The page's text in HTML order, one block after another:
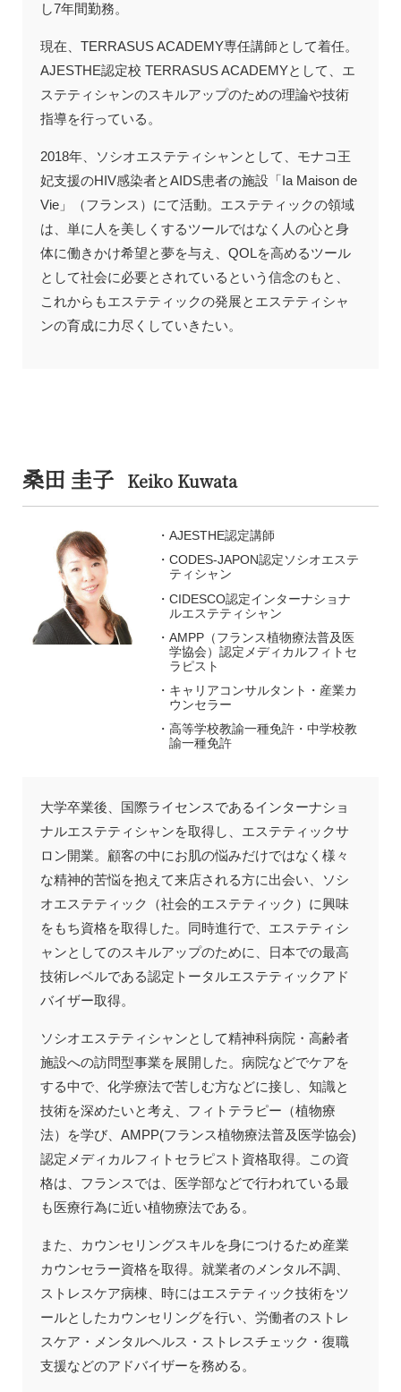
し7年間勤務。
現在、TERRASUS ACADEMY専任講師として着任。
AJESTHE認定校 TERRASUS ACADEMYとして、エ
ステティシャンのスキルアップのための理論や技術
指導を行っている。
2018年、ソシオエステティシャンとして、モナコ王
妃支援のHIV感染者とAIDS患者の施設「Ia Maison de
Vie」（フランス）にて活動。エステティックの領域
は、単に人を美しくするツールではなく人の心と身
体に働きかけ希望と夢を与え、QOLを高めるツール
として社会に必要とされているという信念のもと、
これからもエステティックの発展とエステティシャ
ンの育成に力尽くしていきたい。
桑田 圭子 Keiko Kuwata
AJESTHE認定講師
CODES-JAPON認定ソシオエステ
ティシャン
CIDESCO認定インターナショナ
ルエステティシャン
AMPP（フランス植物療法普及医
学協会）認定メディカルフィトセ
ラピスト
キャリアコンサルタント・産業カ
ウンセラー
高等学校教諭一種免許・中学校教
諭一種免許
大学卒業後、国際ライセンスであるインターナショ
ナルエステティシャンを取得し、エステティックサ
ロン開業。顧客の中にお肌の悩みだけではなく様々
な精神的苦悩を抱えて来店される方に出会い、ソシ
オエステティック（社会的エステティック）に興味
をもち資格を取得した。同時進行で、エステティシ
ャンとしてのスキルアップのために、日本での最高
技術レベルである認定トータルエステティックアド
バイザー取得。
ソシオエステティシャンとして精神科病院・高齢者
施設への訪問型事業を展開した。病院などでケアを
する中で、化学療法で苦しむ方などに接し、知識と
技術を深めたいと考え、フィトテラピー（植物療
法）を学び、AMPP(フランス植物療法普及医学協会)
認定メディカルフィトセラピスト資格取得。この資
格は、フランスでは、医学部などで行われている最
も医療行為に近い植物療法である。
また、カウンセリングスキルを身につけるため産業
カウンセラー資格を取得。就業者のメンタル不調、
ストレスケア病棟、時にはエステティック技術をツ
ールとしたカウンセリングを行い、労働者のストレ
スケア・メンタルヘルス・ストレスチェック・復職
支援などのアドバイザーを務める。